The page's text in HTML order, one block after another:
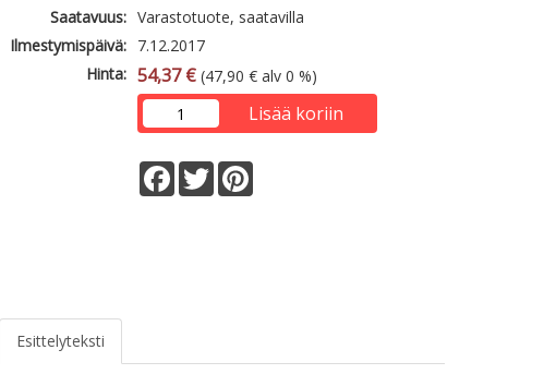
Saatavuus: Varastotuote, saatavilla
Ilmestymispäivä: 7.12.2017
Hinta: 54,37 € (47,90 € alv 0 %)
Lisää koriin
Facebook
Twitter
Esittelyteksti